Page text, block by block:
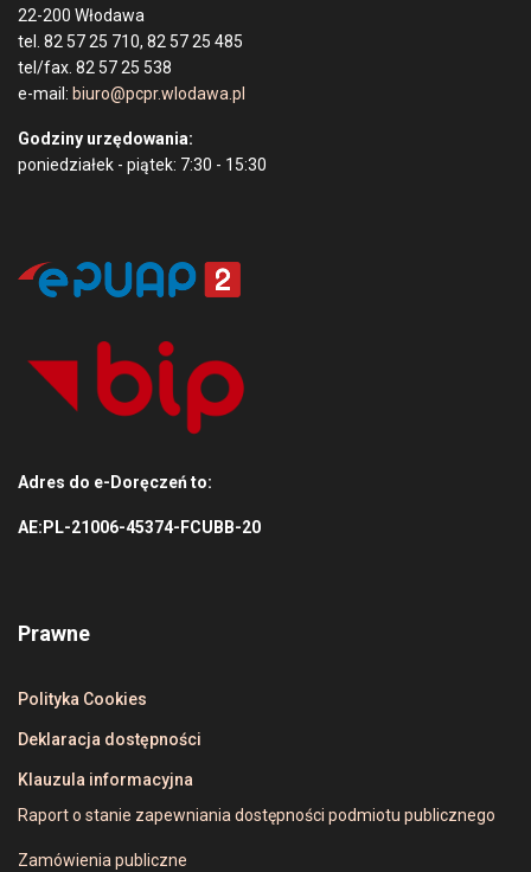
22-200 Włodawa
tel. 82 57 25 710, 82 57 25 485
tel/fax. 82 57 25 538
e-mail: biuro@pcpr.wlodawa.pl
Godziny urzędowania:
poniedziałek - piątek: 7:30 - 15:30
Adres do e-Doręczeń to:
AE:PL-21006-45374-FCUBB-20
Prawne
Polityka Cookies
Deklaracja dostępności
Klauzula informacyjna
Raport o stanie zapewniania dostępności podmiotu publicznego
Zamówienia publiczne